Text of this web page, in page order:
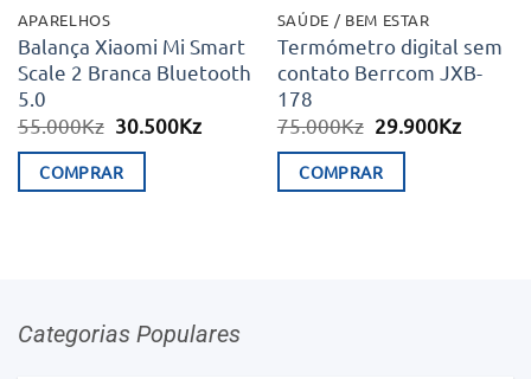
APARELHOS
Balança Xiaomi Mi Smart
Scale 2 Branca Bluetooth
5.0
55.000Kz O
original
era:
30.500KzO
COMPRAR
SAÚDE / BEM ESTAR
Termómetro digital sem
contato Berrcom JXB-
178
75.000Kz O
original
era:
29.900KzO
COMPRAR
Categorias Populares